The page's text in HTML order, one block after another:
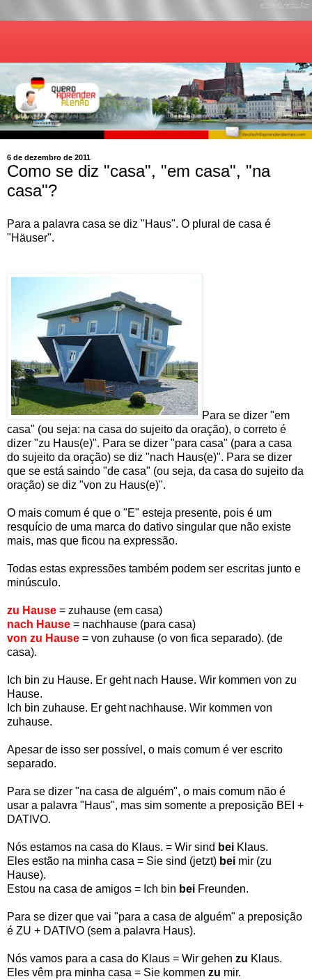
6 de dezembro de 2011
Como se diz "casa", "em casa", "na
casa"?
Para a palavra casa se diz "Haus". O plural de casa é
"Häuser".
Para se dizer "em
casa" (ou seja: na casa do sujeito da oração), o correto é
dizer "zu Haus(e)". Para se dizer "para casa" (para a casa
do sujeito da oração) se diz "nach Haus(e)". Para se dizer
que se está saindo "de casa" (ou seja, da casa do sujeito da
oração) se diz "von zu Haus(e)".
O mais comum é que o "E" esteja presente, pois é um
resquício de uma marca do dativo singular que não existe
mais, mas que ficou na expressão.
Todas estas expressões também podem ser escritas junto e
minúsculo.
zu Hause = zuhause (em casa)
nach Hause = nachhause (para casa)
von zu Hause = von zuhause (o von fica separado). (de
casa).
Ich bin zu Hause. Er geht nach Hause. Wir kommen von zu
Hause.
Ich bin zuhause. Er geht nachhause. Wir kommen von
zuhause.
Apesar de isso ser possível, o mais comum é ver escrito
separado.
Para se dizer "na casa de alguém", o mais comum não é
usar a palavra "Haus", mas sim somente a preposição BEI +
DATIVO.
Nós estamos na casa do Klaus. = Wir sind bei Klaus.
Eles estão na minha casa = Sie sind (jetzt) bei mir (zu
Hause).
Estou na casa de amigos = Ich bin bei Freunden.
Para se dizer que vai "para a casa de alguém" a preposição
é ZU + DATIVO (sem a palavra Haus).
Nós vamos para a casa do Klaus = Wir gehen zu Klaus.
Eles vêm pra minha casa = Sie kommen zu mir.